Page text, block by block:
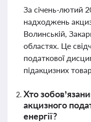
За січень-лютий
надходжень
Волинській,
областях. Це
податкової
підакцизних
Хто
акцизного
енергії?